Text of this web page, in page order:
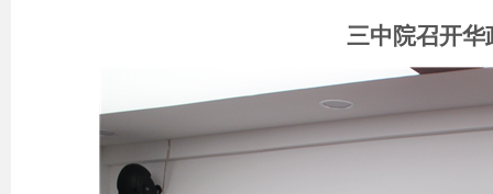
三中院召开华